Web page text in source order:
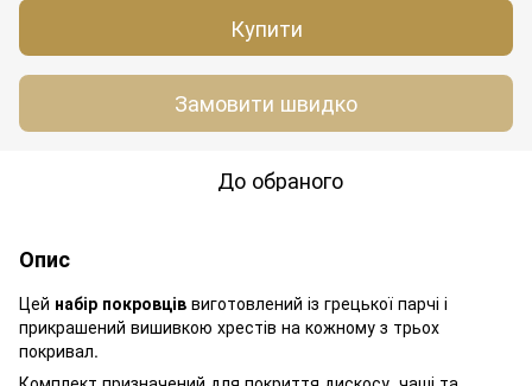
Купити
Замовити швидко
До обраного
Опис
Цей набір покровців виготовлений із грецької парчі і
прикрашений вишивкою хрестів на кожному з трьох
покривал.